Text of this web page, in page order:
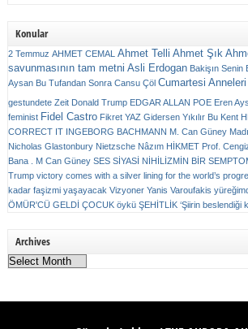
Konular
2 Temmuz AHMET CEMAL Ahmet Telli Ahmet Şık
savunmasının tam metni Asli Erdogan Bakişın Senin
Aysan Bu Tufandan Sonra Cansu Çöl Cumartesi Anneleri
gestundete Zeit Donald Trump EDGAR ALLAN POE Eren
feminist Fidel Castro Fikret YAZ Gidersen Yıkılır Bu Kent
CORRECT IT INGEBORG BACHMANN M. Can Güney
Nicholas Glastonbury Nietzsche Nâzım HİKMET Prof.
Bana . M Can Güney SES SİYASİ NİHİLİZMİN BİR
Trump victory comes with a silver lining for the world’s
kadar faşizmi yaşayacak Vizyoner Yanis Varoufakis
ÖMÜR'CÜ GELDİ ÇOCUK öykü ŞEHİTLİK ‘Şiirin beslendiği
Archives
Archives